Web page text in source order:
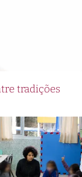
tradições